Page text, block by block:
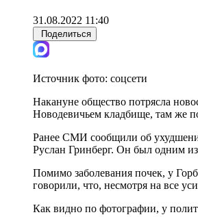
31.08.2022 11:40
Поделиться
Источник фото: соцсети
Накануне общество потрясла
Новодевичьем кладбище, там же
Ранее СМИ сообщили об
Руслан Гринберг. Он был одним из
Помимо заболевания почек, у
говорили, что, несмотря на все
Как видно по фотографии, у